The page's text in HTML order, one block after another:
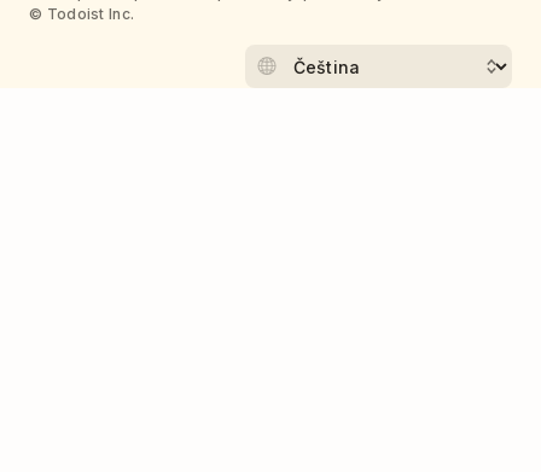
© Todoist Inc.